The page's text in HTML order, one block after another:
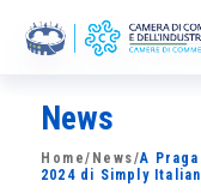
La Camera
News
News
Home/ News/A
2024 di Simply